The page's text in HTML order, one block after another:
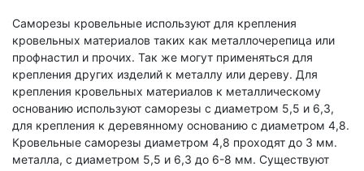
Саморезы кровельные используют для крепления
кровельных материалов таких как металлочерепица или
профнастил и прочих. Так же могут применяться для
крепления других изделий к металлу или дереву. Для
крепления кровельных материалов к металлическому
основанию используют саморезы с диаметром 5,5 и 6,3,
для крепления к деревянному основанию с диаметром 4,8.
Кровельные саморезы диаметром 4,8 проходят до 3 мм.
металла, с диаметром 5,5 и 6,3 до 6-8 мм. Существуют